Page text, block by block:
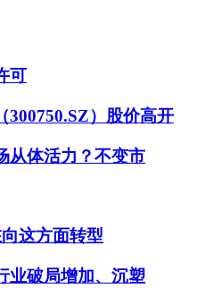
可
300750.SZ）股价高开
从体活力？不变市
这方面转型
业破局增加、沉塑